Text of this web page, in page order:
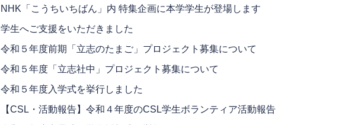
NHK「こうちいちばん」内 特集企画に本学学生が登場します
学生へご支援をいただきました
令和５年度前期「立志のたまご」プロジェクト募集について
令和５年度「立志社中」プロジェクト募集について
令和５年度入学式を挙行しました
【CSL・活動報告】令和４年度のCSL学生ボランティア活動報告